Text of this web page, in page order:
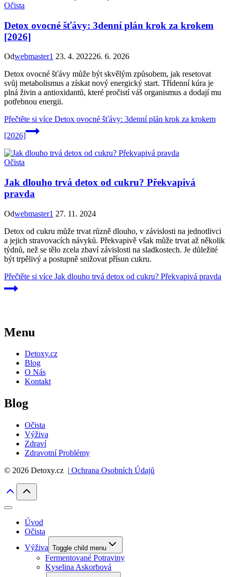
Očista
Detox ovocné šťávy: 3denní plán krok za krokem
[2026]
Odwebmaster1 23. 4. 202226. 6. 2026
Detox ovocné šťávy může být skvělým způsobem, jak resetovat
svůj metabolismus a získat nový energický start. Třídenní kúra je
plná živin a antioxidantů, které pročistí váš organismus a dodají mu
potřebnou energii.
Přečtěte si více Detox ovocné šťávy: 3denní plán krok za krokem
[2026]
Očista
Jak dlouho trvá detox od cukru? Překvapivá
pravda
Odwebmaster1 27. 11. 2024
Detox od cukru může trvat různě dlouho, v závislosti na jednotlivci
a jejich stravovacích návyků. Překvapivě však může trvat až několik
týdnů, než se tělo zcela zbaví závislosti na sladkostech. Je důležité
být trpělivý a postupně snižovat přísun cukru.
Přečtěte si více Jak dlouho trvá detox od cukru? Překvapivá pravda
Menu
Detoxy.cz
Blog
O Nás
Kontakt
Blog
Očista
Výživa
Zdraví
Zdravotní Problémy
© 2026 Detoxy.cz | Ochrana Osobních Údajů
Úvod
Očista
Výživa Toggle child menu
Fermentované Potraviny
Kyselina Askorbová